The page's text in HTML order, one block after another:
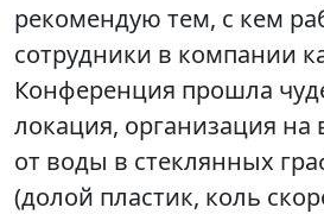
рекомендую тем, с кем
сотрудники в компании
Конференция прошла
локация, организация на
от воды в стеклянных
(долой пластик, коль